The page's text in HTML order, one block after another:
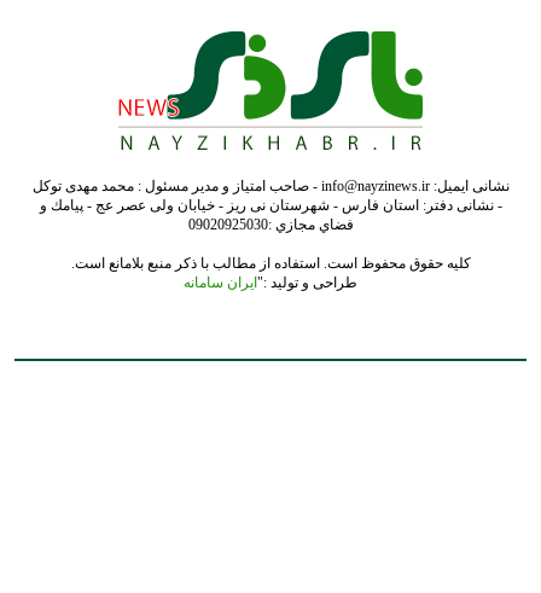
نشانی ایمیل: info@nayzinews.ir - صاحب امتیاز و مدیر مسئول : محمد مهدی توکل
- نشانی دفتر: استان فارس - شهرستان نی ریز - خیابان ولی عصر عج - پيامك و
فضاي مجازي :09020925030
کلیه حقوق محفوظ است. استفاده از مطالب با ذکر منبع بلامانع است.
طراحی و تولید :" ایران سامانه